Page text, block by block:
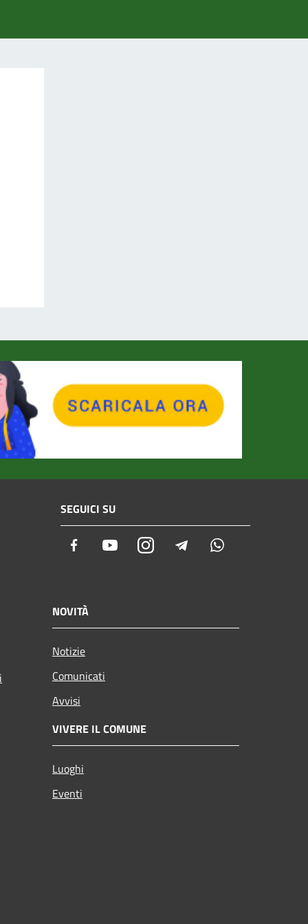
SEGUICI SU
Facebook YoutubeInstagramTelegram
NOVITÀ
Notizie
Comunicati
Avvisi
VIVERE IL COMUNE
Luoghi
Eventi